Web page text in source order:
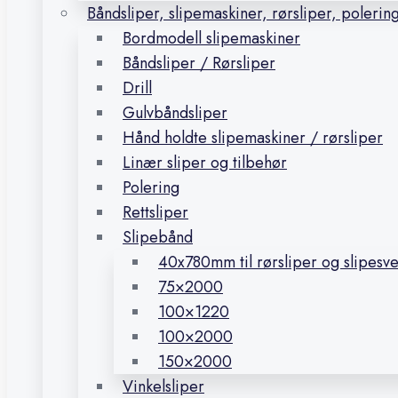
Båndsliper, slipemaskiner, rørsliper,
Bordmodell slipemaskiner
Båndsliper / Rørsliper
Drill
Gulvbåndsliper
Hånd holdte slipemaskiner / rørsliper
Linær sliper og tilbehør
Polering
Rettsliper
Slipebånd
40x780mm til rørsliper og
75×2000
100×1220
100×2000
150×2000
Vinkelsliper